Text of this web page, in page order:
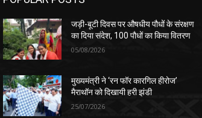
जड़ी-बूटी दिवस पर औषधीय पौधों के संरक्षण
का दिया संदेश, 100 पौधों का किया वितरण
05/08/2026
मुख्यमंत्री ने ‘रन फॉर कारगिल हीरोज’
मैराथॉन को दिखायी हरी झंडी
25/07/2026